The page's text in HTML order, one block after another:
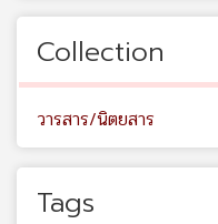
Collection
วารสาร/นิตยสาร
Tags